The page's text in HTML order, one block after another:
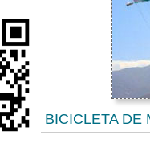
BICICLETA DE